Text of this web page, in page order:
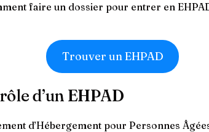
faire un dossier pour entrer en
Trouver un EHPAD
d’un EHPAD
d’Hébergement pour Personnes